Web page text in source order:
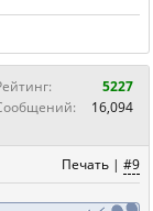
5227
16,094
Печать | #9